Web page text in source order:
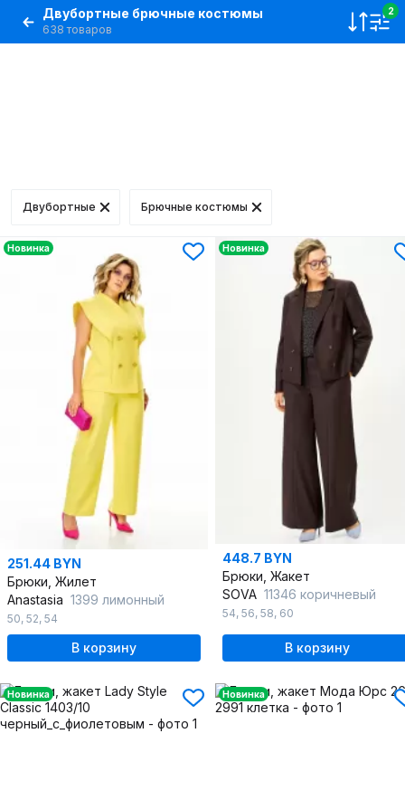
Двубортные брючные костюмы
638 товаров
2
Двубортные Брючные костюмы
Новинка
251.44 BYN
Брюки, Жилет
Anastasia 1399 лимонный
50, 52, 54
В корзину
Новинка
448.7 BYN
Брюки, Жакет
SOVA 11346 коричневый
54, 56, 58, 60
В корзину
Новинка Новинка